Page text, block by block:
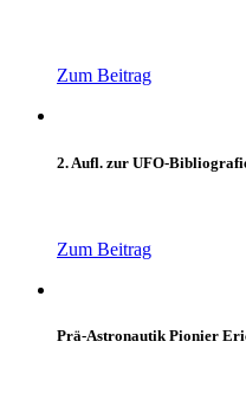
Zum Beitrag
2. Aufl. zur UFO-
Zum Beitrag
Prä-Astronautik Pionier